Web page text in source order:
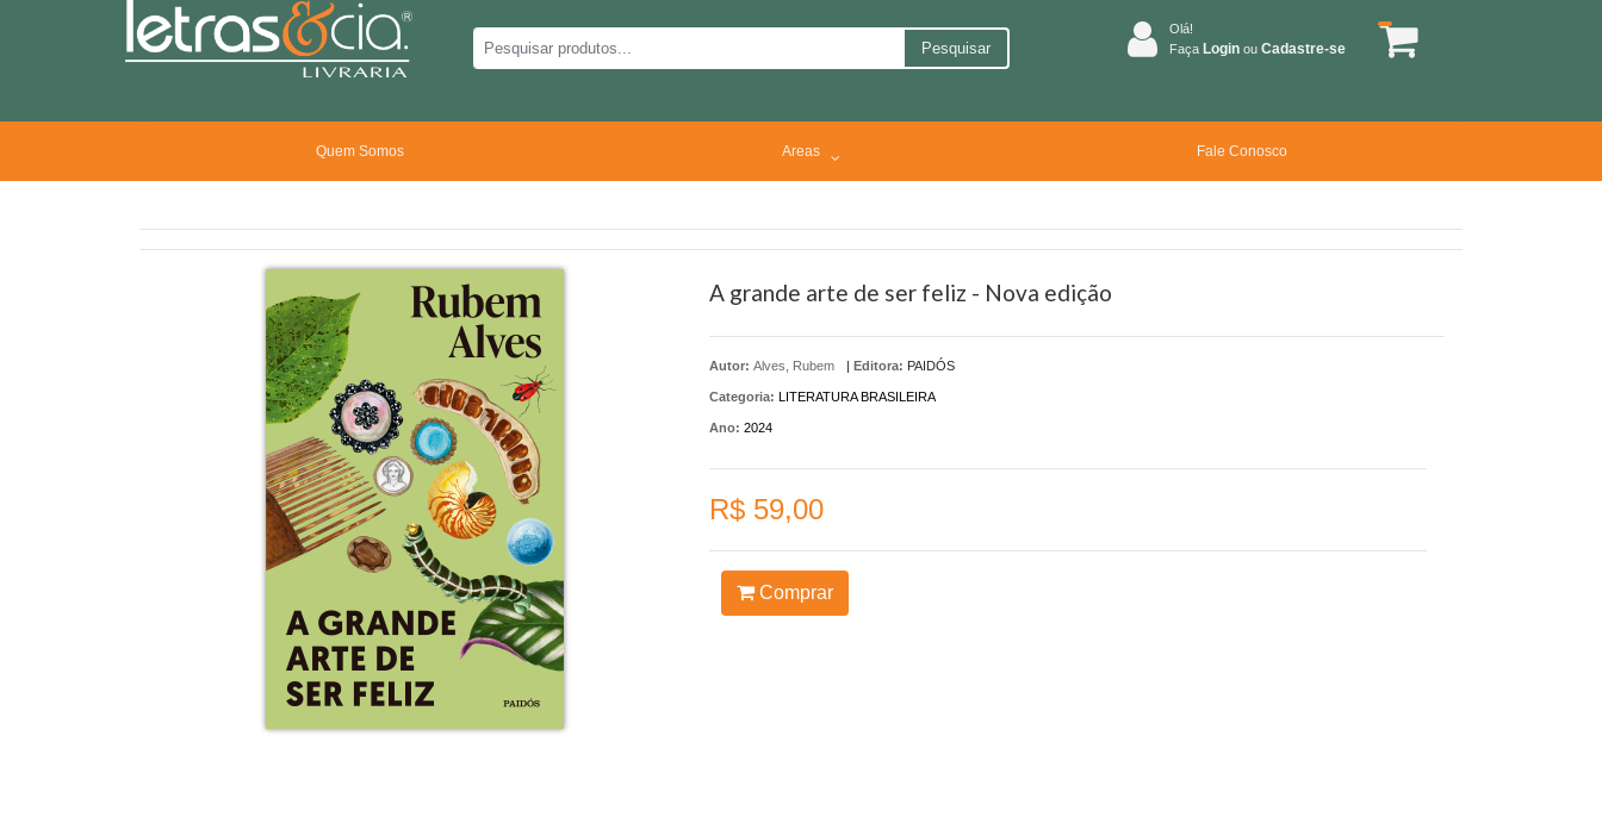
Pesquisar
Olá!
Faça Login ou Cadastre-se
Quem Somos Areas Fale Conosco
A grande arte de ser feliz - Nova edição
Autor: Alves, Rubem | Editora: PAIDÓS
Categoria: LITERATURA BRASILEIRA
Ano: 2024
R$ 59,00
Comprar